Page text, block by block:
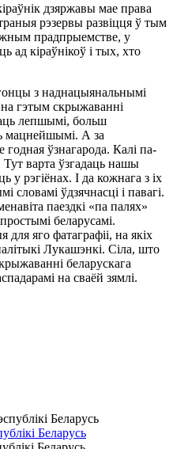
дзяржавы мае права
рэзервы развіцця ў тым
прадпрыемстве, у
ад кіраўнікоў і тых, хто
з наднацыянальнымі
на гэтым скрыжаванні
лепшымі, больш
мацнейшымі. А за
годная ўзнагарода. Калі па-
Тут варта ўзгадаць нашы
у рэгіёнах. І да кожнага з іх
словамі ўдзячнасці і павагі.
паездкі «па палях»
беларусамі.
яго фатаграфіі, на якіх
Лукашэнкі. Сіла, што
беларускага
на сваёй зямлі.
Беларусь